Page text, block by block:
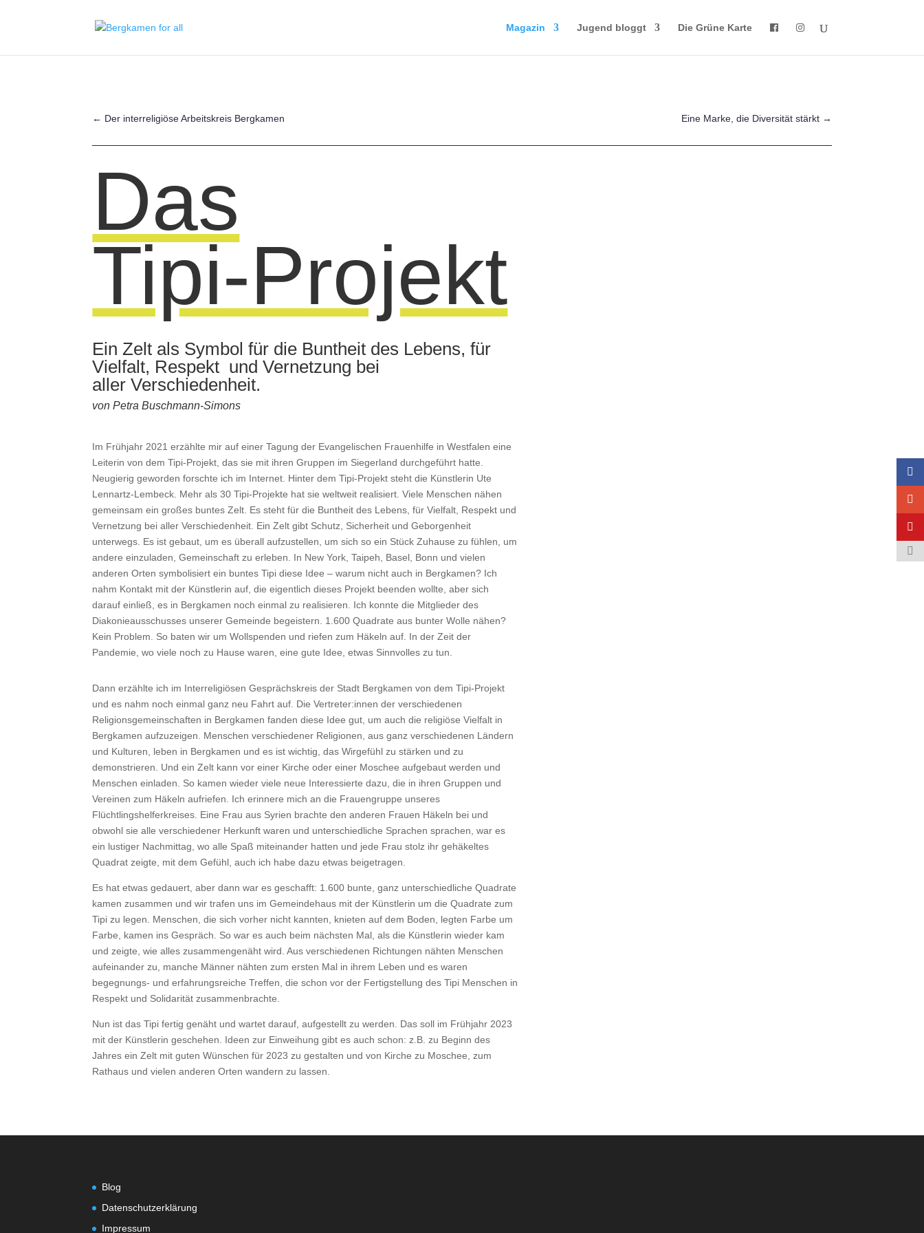
Magazin Jugend bloggt Die Grüne Karte
← Der interreligiöse Arbeitskreis Bergkamen Eine Marke, die Diversität stärkt→
Das
Tipi-Projekt
Ein Zelt als Symbol für die Buntheit des Lebens,für
Vielfalt, Respekt und Vernetzung bei
allerVerschiedenheit.
von Petra Buschmann-Simons
Im Frühjahr 2021 erzählte mir auf einer Tagung der Evangelischen Frauenhilfe in Westfalen eine
Leiterin von dem Tipi-Projekt, das sie mit ihren Gruppen im Siegerland durchgeführt hatte.
Neugierig geworden forschte ich im Internet. Hinter dem Tipi-Projekt steht die Künstlerin Ute
Lennartz-Lembeck. Mehr als 30 Tipi-Projekte hat sie weltweit realisiert. Viele Menschen nähen
gemeinsam ein großes buntes Zelt. Es steht für die Buntheit des Lebens, für Vielfalt, Respekt und
Vernetzung bei aller Verschiedenheit. Ein Zelt gibt Schutz, Sicherheit und Geborgenheit
unterwegs. Es ist gebaut, um es überall aufzustellen, um sich so ein Stück Zuhause zu fühlen, um
andere einzuladen, Gemeinschaft zu erleben. In New York, Taipeh, Basel, Bonn und vielen
anderen Orten symbolisiert ein buntes Tipi diese Idee – warum nicht auch in Bergkamen? Ich
nahm Kontakt mit der Künstlerin auf, die eigentlich dieses Projekt beenden wollte, aber sich
darauf einließ, es in Bergkamen noch einmal zu realisieren. Ich konnte die Mitglieder des
Diakonieausschusses unserer Gemeinde begeistern. 1.600 Quadrate aus bunter Wolle nähen?
Kein Problem. So baten wir um Wollspenden und riefen zum Häkeln auf. In der Zeit der
Pandemie, wo viele noch zu Hause waren, eine gute Idee, etwas Sinnvolles zu tun.
Dann erzählte ich im Interreligiösen Gesprächskreis der Stadt Bergkamen von dem Tipi-Projekt
und es nahm noch einmal ganz neu Fahrt auf. Die Vertreter:innen der verschiedenen
Religionsgemeinschaften in Bergkamen fanden diese Idee gut, um auch die religiöse Vielfalt in
Bergkamen aufzuzeigen. Menschen verschiedener Religionen, aus ganz verschiedenen Ländern
und Kulturen, leben in Bergkamen und es ist wichtig, das Wirgefühl zu stärken und zu
demonstrieren. Und ein Zelt kann vor einer Kirche oder einer Moschee aufgebaut werden und
Menschen einladen. So kamen wieder viele neue Interessierte dazu, die in ihren Gruppen und
Vereinen zum Häkeln aufriefen. Ich erinnere mich an die Frauengruppe unseres
Flüchtlingshelferkreises. Eine Frau aus Syrien brachte den anderen Frauen Häkeln bei und
obwohl sie alle verschiedener Herkunft waren und unterschiedliche Sprachen sprachen, war es
ein lustiger Nachmittag, wo alle Spaß miteinander hatten und jede Frau stolz ihr gehäkeltes
Quadrat zeigte, mit dem Gefühl, auch ich habe dazu etwas beigetragen.
Es hat etwas gedauert, aber dann war es geschafft: 1.600 bunte, ganz unterschiedliche Quadrate
kamen zusammen und wir trafen uns im Gemeindehaus mit der Künstlerin um die Quadrate zum
Tipi zu legen. Menschen, die sich vorher nicht kannten, knieten auf dem Boden, legten Farbe um
Farbe, kamen ins Gespräch. So war es auch beim nächsten Mal, als die Künstlerin wieder kam
und zeigte, wie alles zusammengenäht wird. Aus verschiedenen Richtungen nähten Menschen
aufeinander zu, manche Männer nähten zum ersten Mal in ihrem Leben und es waren
begegnungs- und erfahrungsreiche Treffen, die schon vor der Fertigstellung des Tipi Menschen in
Respekt und Solidarität zusammenbrachte.
Nun ist das Tipi fertig genäht und wartet darauf, aufgestellt zu werden. Das soll im Frühjahr 2023
mit der Künstlerin geschehen. Ideen zur Einweihung gibt es auch schon: z.B. zu Beginn des
Jahres ein Zelt mit guten Wünschen für 2023 zu gestalten und von Kirche zu Moschee, zum
Rathaus und vielen anderen Orten wandern zu lassen.
Blog
Datenschutzerklärung
Impressum